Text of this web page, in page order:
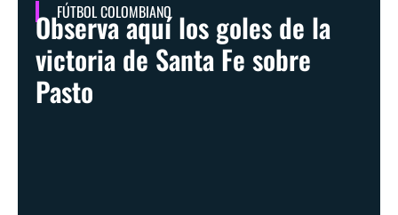
FÚTBOL COLOMBIANO
Observa aquí los goles de la
victoria de Santa Fe sobre
Pasto